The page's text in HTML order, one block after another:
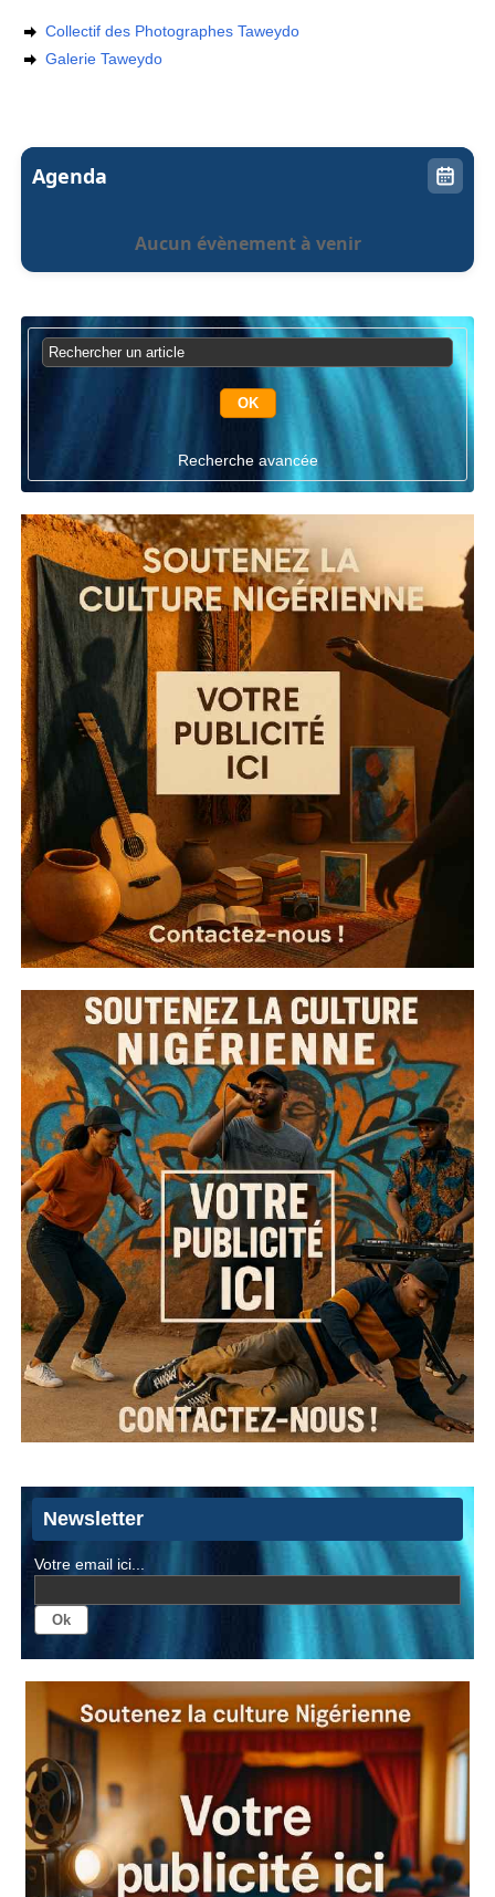
Collectif des Photographes Taweydo
Galerie Taweydo
Agenda
Aucun évènement à venir
Recherche avancée
Newsletter
Votre email ici...